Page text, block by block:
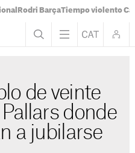
Rodri BarçaTiempo violento
de veinte
donde
a jubilarse